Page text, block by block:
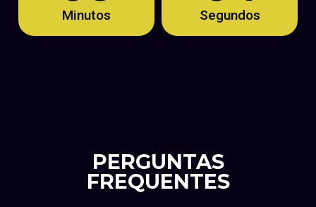
Minutos Segundos
PERGUNTAS
FREQUENTES